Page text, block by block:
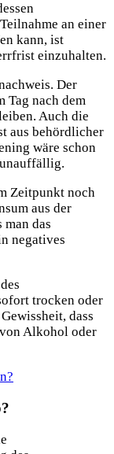
an einer
kann, ist
einzuhalten.
Der
Tag nach dem
Auch die
aus behördlicher
wäre schon
Zeitpunkt noch
aus der
das
negatives
trocken oder
dass
Alkohol oder